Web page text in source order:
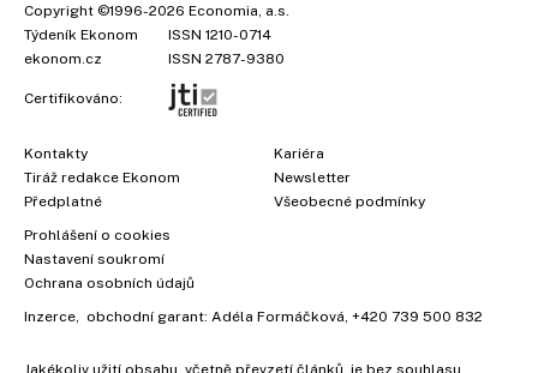
Copyright ©1996-2026 Economia, a.s.
Týdeník Ekonom
ISSN 1210-0714
ekonom.cz
ISSN 2787-9380
Certifikováno:
Kontakty
Tiráž redakce Ekonom
Předplatné
Kariéra
Newsletter
Všeobecné podmínky
Prohlášení o cookies
Nastavení soukromí
Ochrana osobních údajů
Inzerce , obchodní garant: Adéla Formáčková +420 739 500 832
Jakékoliv užití obsahu, včetně převzetí článků, je bez souhlasu